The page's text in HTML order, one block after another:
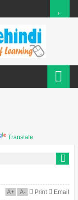
Translate
A+ A- Print Email